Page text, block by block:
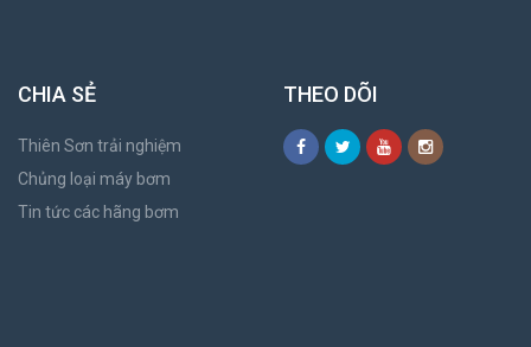
CHIA SẺ
Thiên Sơn trải nghiệm
Chủng loại máy bơm
Tin tức các hãng bơm
THEO DÕI